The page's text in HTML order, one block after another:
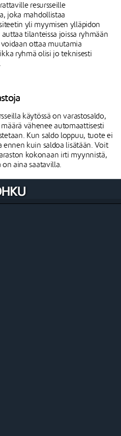
resursseille
joka mahdollistaa
yli myymisen ylläpidon
tilanteissa joissa ryhmään
ottaa muutamia
ryhmä olisi jo teknisesti
käytössä on varastosaldo,
vähenee automaattisesti
Kun saldo loppuu, tuote ei
ennen kuin saldoa lisätään. Voit
kokonaan irti myynnistä,
aina saatavilla.